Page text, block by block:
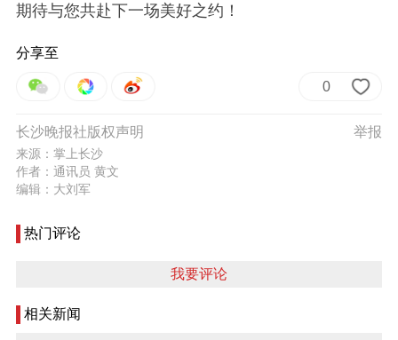
期待与您共赴下一场美好之约！
分享至
0
举报
长沙晚报社版权声明
来源：掌上长沙
作者：通讯员 黄文
编辑：大刘军
热门评论
我要评论
相关新闻